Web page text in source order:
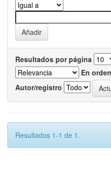
Resultados por página
En orden
Autor/registro
Resultados 1-1 de 1.